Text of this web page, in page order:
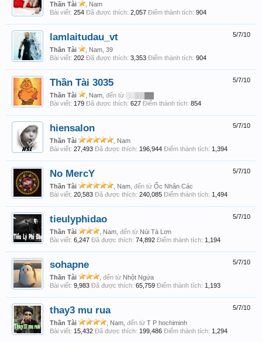
Thần Tài
, Nam
Bài viết: 254 Đã được thích: 2,057 Điểm thành tích: 904
5/7/10
lamlaitudau_vt
Thần Tài
, Nam, 39
Bài viết: 202 Đã được thích: 3,353 Điểm thành tích: 904
5/7/10
Thần Tài 3035
Thần Tài , Nam, đến từ ░░▒▒▓▓
Bài viết: 179 Đã được thích: 627 Điểm thành tích: 854
5/7/10
hiensalon
Thần Tài
, Nam
Bài viết: 27,493 Đã được thích: 196,944 Điểm thành tích: 1,394
5/7/10
No MercY
Thần Tài , Nam, đến từ Ốc Nhân Các
Bài viết: 20,583 Đã được thích: 240,085 Điểm thành tích: 1,494
5/7/10
tieulyphidao
Thần Tài , Nam, đến từ Núi Tà Lơn
Bài viết: 6,247 Đã được thích: 74,892 Điểm thành tích: 1,194
5/7/10
sohapne
Thần Tài đến từ Nhột Ngứa
Bài viết: 9,983 Đã được thích: 65,759 Điểm thành tích: 1,193
5/7/10
thay3 mu rua
Thần Tài , Nam, đến từ T P hochiminh
Bài viết: 15,432 Đã được thích: 199,486 Điểm thành tích: 1,294